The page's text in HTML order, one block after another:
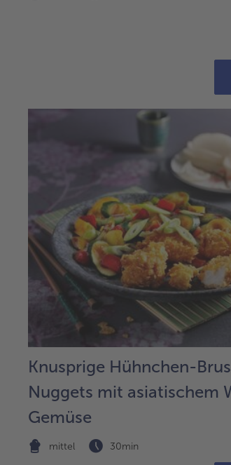
Knusprige Hühnchen-
Nuggets mit asiatischem
Gemüse
mittel 30min